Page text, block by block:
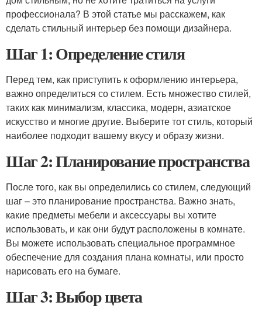
профессионала? В этой статье мы расскажем, как
сделать стильный интерьер без помощи дизайнера.
Шаг 1: Определение стиля
Перед тем, как приступить к оформлению интерьера,
важно определиться со стилем. Есть множество стилей,
таких как минимализм, классика, модерн, азиатское
искусство и многие другие. Выберите тот стиль, который
наиболее подходит вашему вкусу и образу жизни.
Шаг 2: Планирование пространства
После того, как вы определились со стилем, следующий
шаг – это планирование пространства. Важно знать,
какие предметы мебели и аксессуары вы хотите
использовать, и как они будут расположены в комнате.
Вы можете использовать специальное программное
обеспечение для создания плана комнаты, или просто
нарисовать его на бумаге.
Шаг 3: Выбор цвета